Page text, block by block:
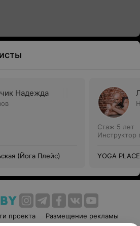
Надежда
(Йога Плейс)
Стаж 5 лет
Инструктор
YOGA
проекта Размещение рекламы